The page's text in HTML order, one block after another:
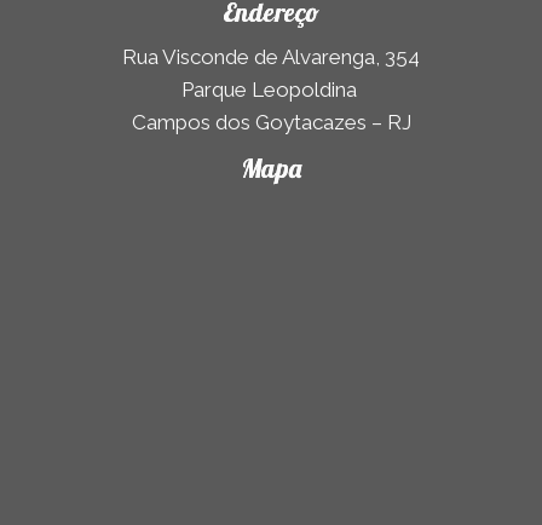
Endereço
Rua Visconde de Alvarenga, 354
Parque Leopoldina
Campos dos Goytacazes – RJ
Mapa